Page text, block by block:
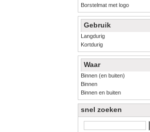
Borstelmat met logo
Gebruik
Langdurig
Kortdurig
Waar
Binnen (en buiten)
Binnen
Binnen en buiten
snel zoeken